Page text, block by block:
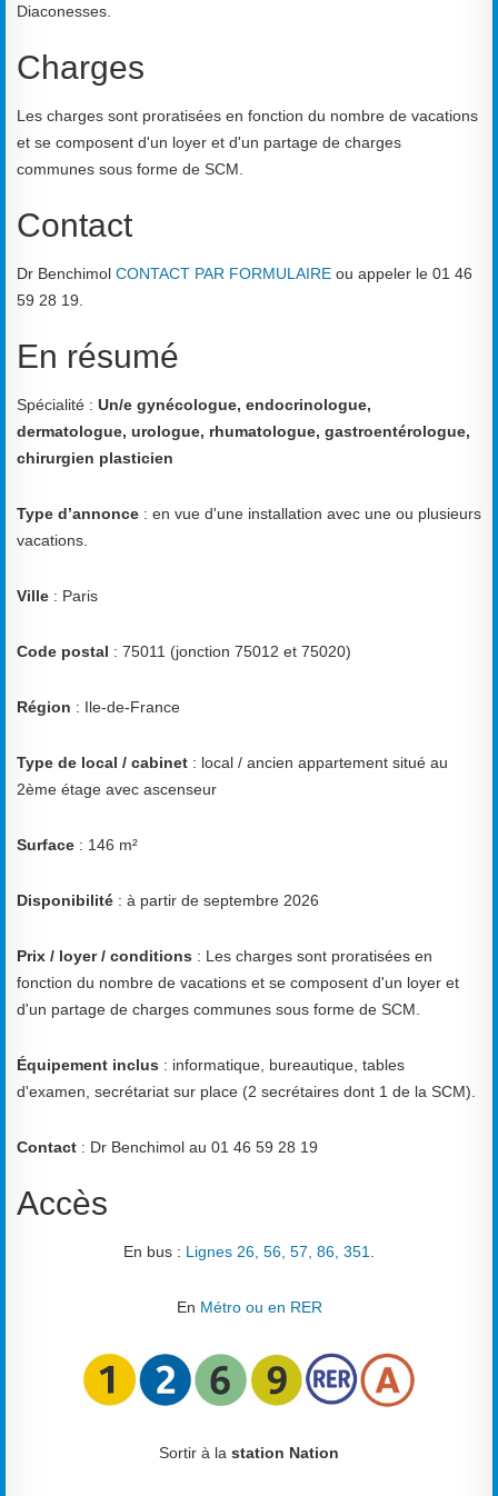
Diaconesses.
Charges
Les charges sont proratisées en fonction du nombre de vacations
et se composent d'un loyer et d'un partage de charges
communes sous forme de SCM.
Contact
Dr Benchimol CONTACT PAR FORMULAIRE ou appeler le 01 46
59 28 19.
En résumé
Spécialité : Un/e gynécologue, endocrinologue,
dermatologue, urologue, rhumatologue, gastroentérologue,
chirurgien plasticien
Type d’annonce : en vue d'une installation avec une ou plusieurs
vacations.
Ville : Paris
Code postal : 75011 (jonction 75012 et 75020)
Région : Ile-de-France
Type de local / cabinet : local / ancien appartement situé au
2ème étage avec ascenseur
Surface : 146 m²
Disponibilité : à partir de septembre 2026
Prix / loyer / conditions : Les charges sont proratisées en
fonction du nombre de vacations et se composent d'un loyer et
d'un partage de charges communes sous forme de SCM.
Équipement inclus : informatique, bureautique, tables
d'examen, secrétariat sur place (2 secrétaires dont 1 de la SCM).
Contact : Dr Benchimol au 01 46 59 28 19
Accès
En bus : Lignes 26, 56, 57, 86, 351
En Métro ou en RER
Sortir à la station Nation